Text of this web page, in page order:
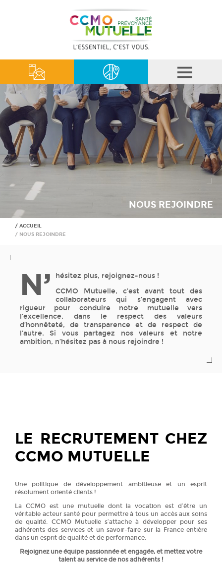
NOUS REJOINDRE
ACCUEIL
NOUS REJOINDRE
N’
hésitez plus, rejoignez-nous !
CCMO Mutuelle, c’est avant tout des
collaborateurs qui s’engagent avec
rigueur pour conduire notre mutuelle vers
l’excellence, dans le respect des valeurs
d’honnêteté, de transparence et de respect de
l’autre. Si vous partagez nos valeurs et notre
ambition, n’hésitez pas à nous rejoindre !
LE RECRUTEMENT CHEZ
CCMO MUTUELLE
Une politique de développement ambitieuse et un esprit
résolument orienté clients !
La CCMO est une mutuelle dont la vocation est d’être un
véritable acteur santé pour permettre à tous un accès aux soins
de qualité. CCMO Mutuelle s’attache à développer pour ses
adhérents des services et un savoir-faire sur la France entière
dans un esprit de qualité et de performance.
Rejoignez une équipe passionnée et engagée, et mettez votre
talent au service de nos adhérents !